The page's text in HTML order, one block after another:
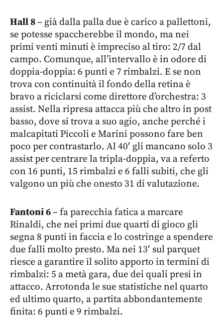
Hall8– già dalla palla due è carico a pallettoni,
se potesse spaccherebbe il mondo, ma nei
primi venti minuti è impreciso al tiro: 2/7 dal
campo. Comunque, all’intervallo è in odore di
doppia-doppia: 6 punti e 7 rimbalzi. E se non
trova con continuità il fondo della retina è
bravo a riciclarsi come direttore d’orchestra: 3
assist. Nella ripresa attacca più che altro in post
basso, dove si trova a suo agio, anche perché i
malcapitati Piccoli e Marini possono fare ben
poco per contrastarlo. Al 40′ gli mancano solo 3
assist per centrare la tripla-doppia, va a referto
con 16 punti, 15 rimbalzi e 6 falli subiti, che gli
valgono un più che onesto 31 di valutazione.
Fantoni6– fa parecchia fatica a marcare
Rinaldi, che nei primi due quarti di gioco gli
segna 8 punti in faccia e lo costringe a spendere
due falli molto presto. Ma nei 13′ sul parquet
riesce a garantire il solito apporto in termini di
rimbalzi: 5 a metà gara, due dei quali presi in
attacco. Arrotonda le sue statistiche nel quarto
ed ultimo quarto, a partita abbondantemente
finita: 6 punti e 9 rimbalzi.